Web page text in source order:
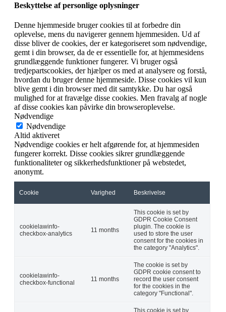
Beskyttelse af personlige oplysninger
Denne hjemmeside bruger cookies til at forbedre din
oplevelse, mens du navigerer gennem hjemmesiden. Ud af
disse bliver de cookies, der er kategoriseret som nødvendige,
gemt i din browser, da de er essentielle for, at hjemmesidens
grundlæggende funktioner fungerer. Vi bruger også
tredjepartscookies, der hjælper os med at analysere og forstå,
hvordan du bruger denne hjemmeside. Disse cookies vil kun
blive gemt i din browser med dit samtykke. Du har også
mulighed for at fravælge disse cookies. Men fravalg af nogle
af disse cookies kan påvirke din browseroplevelse.
Nødvendige
Nødvendige
Altid aktiveret
Nødvendige cookies er helt afgørende for, at hjemmesiden
fungerer korrekt. Disse cookies sikrer grundlæggende
funktionaliteter og sikkerhedsfunktioner på webstedet,
anonymt.
Cookie Varighed Beskrivelse
cookielawinfo-
checkbox-analytics
11 months
This cookie is set by
GDPR Cookie Consent
plugin. The cookie is
used to store the user
consent for the cookies in
the category "Analytics".
cookielawinfo-
checkbox-functional
11 months
The cookie is set by
GDPR cookie consent to
record the user consent
for the cookies in the
category "Functional".